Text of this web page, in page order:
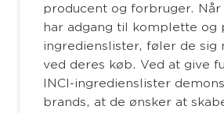
producent og forbruger.
har adgang til komplette og
ingredienslister, føler de sig
ved deres køb. Ved at give
INCI-ingredienslister
brands, at de ønsker at